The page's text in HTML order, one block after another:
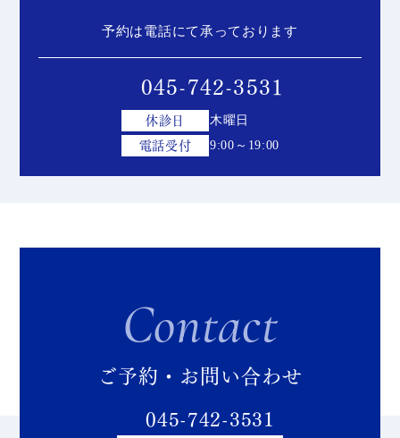
予約は電話にて承っております
045-742-3531
休診日 木曜日
電話受付 9:00～19:00
Contact
ご予約・お問い合わせ
045-742-3531